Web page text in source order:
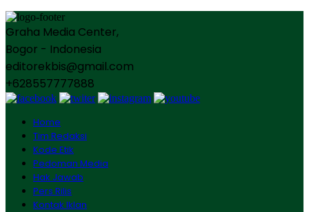
Graha Media Center,
Bogor - Indonesia
editorekbis@gmail.com
+628557777888
Home
Tim Redaksi
Kode Etik
Pedoman Media
Hak Jawab
Pers Rilis
Kontak Iklan